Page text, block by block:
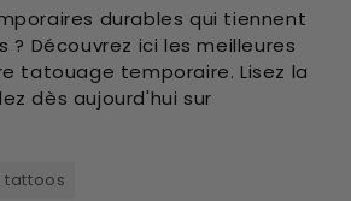
durables qui tiennent
? Découvrez ici les meilleures
tatouage temporaire. Lisez la
dès aujourd'hui sur
tattoos